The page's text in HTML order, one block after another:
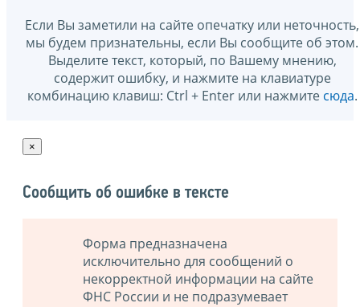
Если Вы заметили на сайте опечатку или неточность,
мы будем признательны, если Вы сообщите об этом.
Выделите текст, который, по Вашему мнению,
содержит ошибку, и нажмите на клавиатуре
комбинацию клавиш: Ctrl + Enter или нажмите сюда.
×
Сообщить об ошибке в тексте
Форма предназначена
исключительно для сообщений о
некорректной информации на сайте
ФНС России и не подразумевает